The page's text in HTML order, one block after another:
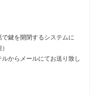
鍵を開閉するシステムに
からメールにてお送り致し